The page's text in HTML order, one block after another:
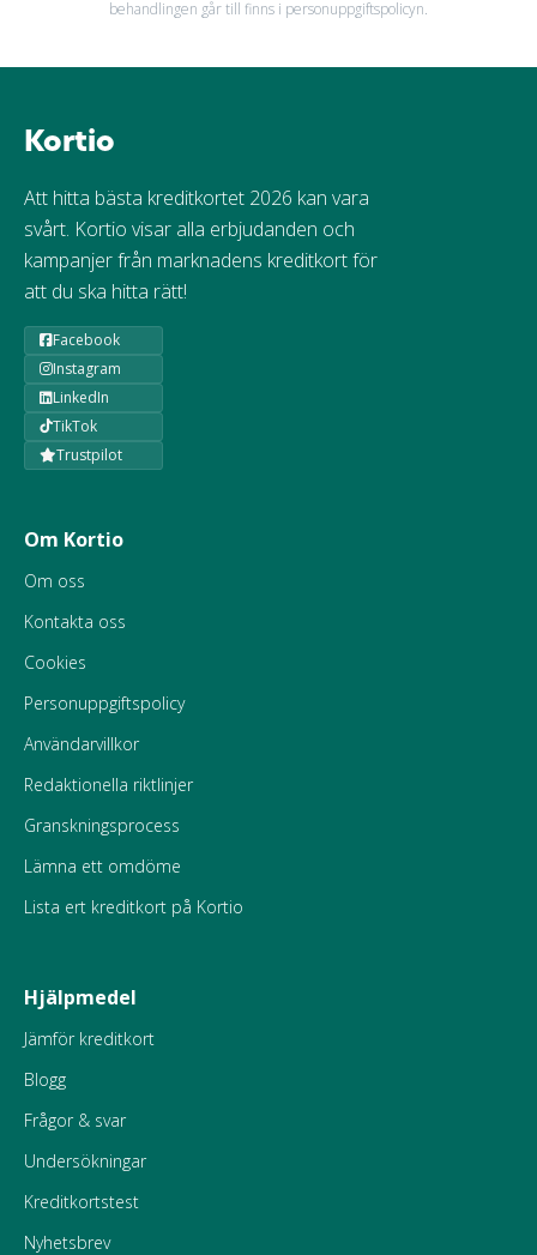
behandlingen går till finns i personuppgiftspolicyn.
Kortio
Att hitta bästa kreditkortet 2026 kan vara
svårt. Kortio visar alla erbjudanden och
kampanjer från marknadens kreditkort för
att du ska hitta rätt!
Facebook
Instagram
LinkedIn
TikTok
Trustpilot
Om Kortio
Om oss
Kontakta oss
Cookies
Personuppgiftspolicy
Användarvillkor
Redaktionella riktlinjer
Granskningsprocess
Lämna ett omdöme
Lista ert kreditkort på Kortio
Hjälpmedel
Jämför kreditkort
Blogg
Frågor & svar
Undersökningar
Kreditkortstest
Nyhetsbrev